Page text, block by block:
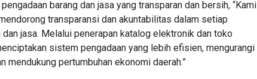
barang dan jasa yang transparan dan bersih, “Kami
transparansi dan akuntabilitas dalam setiap
jasa. Melalui penerapan katalog elektronik dan toko
sistem pengadaan yang lebih efisien, mengurangi
mendukung pertumbuhan ekonomi daerah.”